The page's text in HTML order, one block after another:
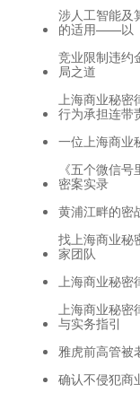
涉人工智能及
的适用——以
竞业限制违约
局之道
上海商业秘
行为承担连带
一位上海商业
《五个微信
密案实录
黄浦江畔的密
找上海商业秘
家团队
上海商业秘
上海商业秘
与实务指引
雅虎前高管被
确认不侵犯商